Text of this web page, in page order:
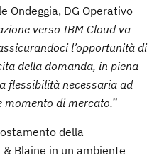
Ondeggia, DG Operativo
verso IBM Cloud va
l’opportunità di
della domanda, in piena
flessibilità necessaria ad
di mercato.”
della
Blaine in un ambiente